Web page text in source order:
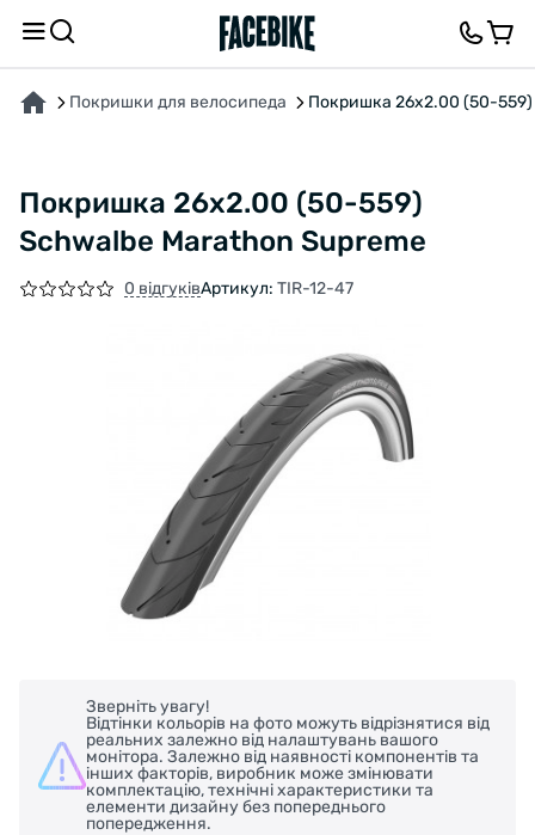
Покришки для велосипеда Покришка 26x2.00 (50-559)
Покришка 26x2.00 (50-559)
Schwalbe Marathon Supreme
0 відгуківАртикул: TIR-12-47
Зверніть увагу!
Відтінки кольорів на фото можуть відрізнятися від
реальних залежно від налаштувань вашого
монітора. Залежно від наявності компонентів та
інших факторів, виробник може змінювати
комплектацію, технічні характеристики та
елементи дизайну без попереднього
попередження.
ПРО ТОВАР ХАРАКТЕРИСТИКИОПИС ВІДГУКИ ТА ЗАПИТАННЯ